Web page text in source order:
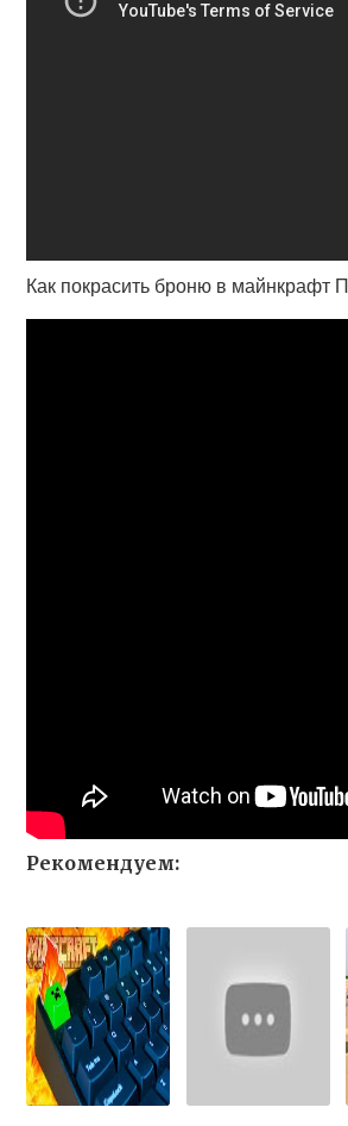
Как покрасить броню в майнкрафт
Рекомендуем: